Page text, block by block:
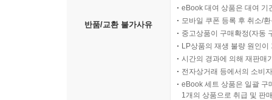
반품/교환 불가사유
eBook 대여 상품은 대여 기
모바일 쿠폰 등록 후 취소/
중고상품이 구매확정(자동
LP상품의 재생 불량 원인
시간의 경과에 의해 재판매
전자상거래 등에서의 소비
eBook 세트 상품은 일괄 구
1개의 상품으로 취급 및 판